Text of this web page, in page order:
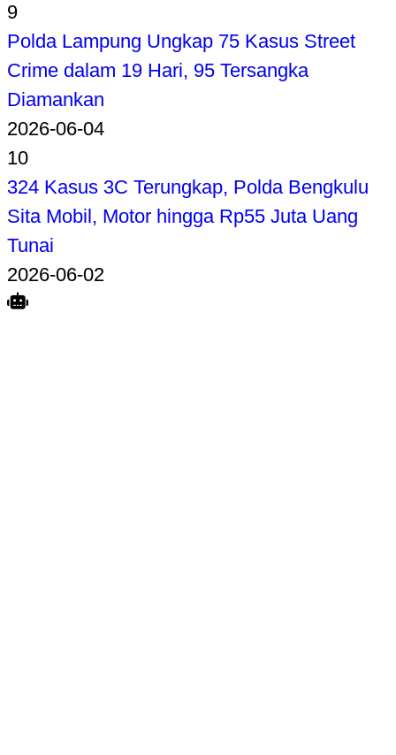
9
Polda Lampung Ungkap 75 Kasus Street
Crime dalam 19 Hari, 95 Tersangka
Diamankan
2026-06-04
10
324 Kasus 3C Terungkap, Polda Bengkulu
Sita Mobil, Motor hingga Rp55 Juta Uang
Tunai
2026-06-02